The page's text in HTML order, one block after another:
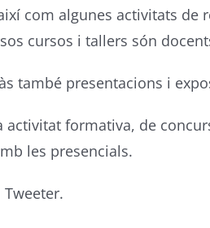
com algunes activitats de
cursos i tallers són
també presentacions i
formativa, de
les presencials.